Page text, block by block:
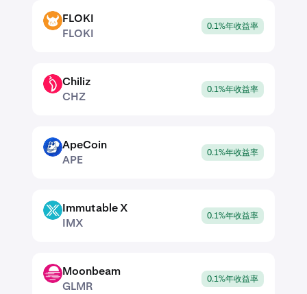
FLOKI
FLOKI
FLOKI
0.1%年收益率
CHZ
Chiliz
CHZ
0.1%年收益率
APE
ApeCoin
APE
0.1%年收益率
IMX
Immutable X
IMX
0.1%年收益率
GLMR
Moonbeam
GLMR
0.1%年收益率